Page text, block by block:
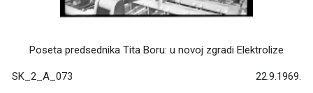
Poseta predsednika Tita Boru: u novoj zgradi Elektrolize
SK_2_A_073 22.9.1969.